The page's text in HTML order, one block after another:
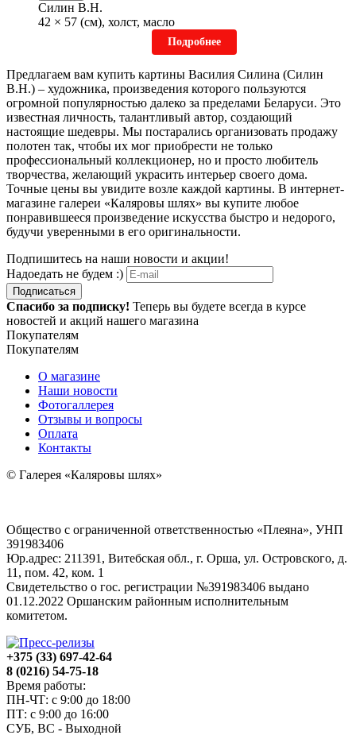
Силин В.Н.
42 × 57 (см), холст, масло
Подробнее
Предлагаем вам купить картины Василия Силина (Силин
В.Н.) – художника, произведения которого пользуются
огромной популярностью далеко за пределами Беларуси. Это
известная личность, талантливый автор, создающий
настоящие шедевры. Мы постарались организовать продажу
полотен так, чтобы их мог приобрести не только
профессиональный коллекционер, но и просто любитель
творчества, желающий украсить интерьер своего дома.
Точные цены вы увидите возле каждой картины. В интернет-
магазине галереи «Каляровы шлях» вы купите любое
понравившееся произведение искусства быстро и недорого,
будучи уверенными в его оригинальности.
Подпишитесь на наши новости и акции!
Надоедать не будем :)
Подписаться
Спасибо за подписку! Теперь вы будете всегда в курсе
новостей и акций нашего магазина
Покупателям
Покупателям
О магазине
Наши новости
Фотогаллерея
Отзывы и вопросы
Оплата
Контакты
© Галерея «Каляровы шлях»
Общество с ограниченной ответственностью «Плеяна», УНП
391983406
Юр.адрес: 211391, Витебская обл., г. Орша, ул. Островского, д.
11, пом. 42, ком. 1
Свидетельство о гос. регистрации №391983406 выдано
01.12.2022 Оршанским районным исполнительным
комитетом.
+375 (33) 697-42-64
8 (0216) 54-75-18
Время работы:
ПН-ЧТ: с 9:00 до 18:00
ПТ: с 9:00 до 16:00
СУБ, ВС - Выходной